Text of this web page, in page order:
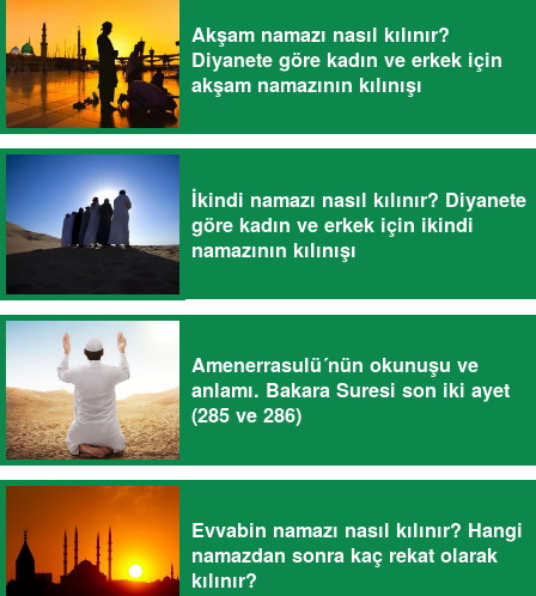
Akşam namazı nasıl kılınır?
Diyanete göre kadın ve erkek için
akşam namazının kılınışı
İkindi namazı nasıl kılınır? Diyanete
göre kadın ve erkek için ikindi
namazının kılınışı
Amenerrasulü´nün okunuşu ve
anlamı. Bakara Suresi son iki ayet
(285 ve 286)
Evvabin namazı nasıl kılınır? Hangi
namazdan sonra kaç rekat olarak
kılınır?